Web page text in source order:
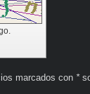
marcados con *